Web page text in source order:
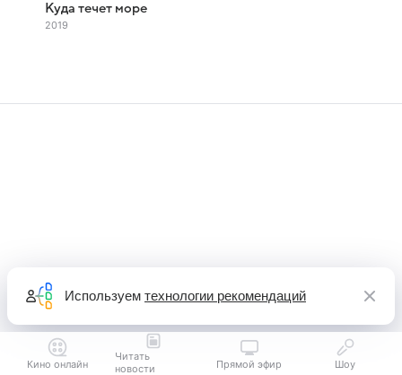
Куда течет море
2019
Кино онлайн
Читать
новости
Прямой эфир Шоу
Используем технологии рекомендаций